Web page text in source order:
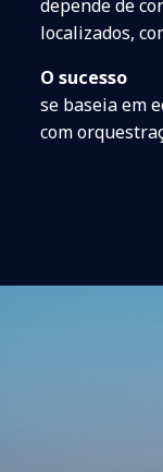
depende de
localizados,
O sucesso
se baseia em
com